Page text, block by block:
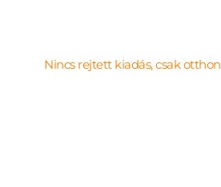
Nincs rejtett kiadás, csak otthon